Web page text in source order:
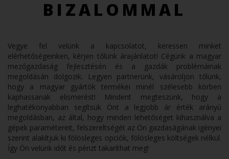
BIZALOMMAL
Vegye fel velünk a kapcsolatot, keressen minket
elérhetőségeinken, kérjen tőlünk árajánlatot! Cégünk a magyar
mezőgazdaság fejlesztésén és a gazdák problémáinak
megoldásán dolgozik. Legyen partnerünk, vásároljon tőlünk,
hogy a magyar gyártók termékei minél szélesebb körben
kaphassanak elismerést! Mindent megteszünk, hogy a
leghatékonyabban segítsük Önt a legjobb ár érték arányú
megoldásban, az által, hogy minden lehetőséget kihasználva a
gépek paramétereit, felszereltségét az Ön gazdaságának igényei
szerint alakítjuk ki fölösleges opciók, fölösleges költségek nélkül.
Így Ön velünk időt és pénzt takaríthat meg!